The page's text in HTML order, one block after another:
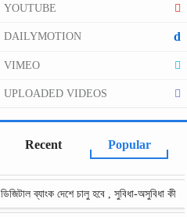
YOUTUBE
DAILYMOTION d
VIMEO
UPLOADED VIDEOS
Recent Popular
ডিজিটাল ব্যাংক দেশে চালু হবে , সুবিধা-অসুবিধা কী